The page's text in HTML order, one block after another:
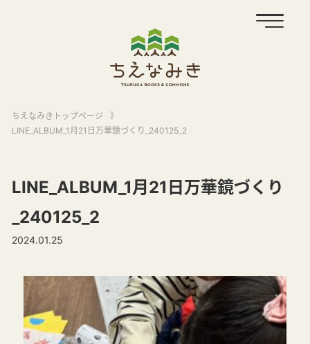
ちえなみきトップページ
》
LINE_ALBUM_1月21日万華鏡づくり_240125_2
LINE_ALBUM_1月21日万華鏡づくり
_240125_2
2024.01.25